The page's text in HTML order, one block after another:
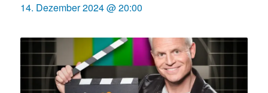
14. Dezember 2024 @ 20:00